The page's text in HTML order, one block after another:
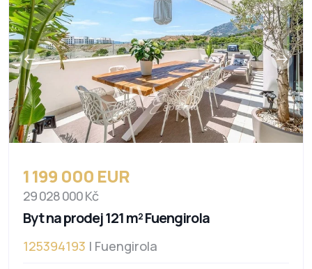
1 199 000 EUR
29 028 000 Kč
Byt na prodej 121 m² Fuengirola
125394193 | Fuengirola